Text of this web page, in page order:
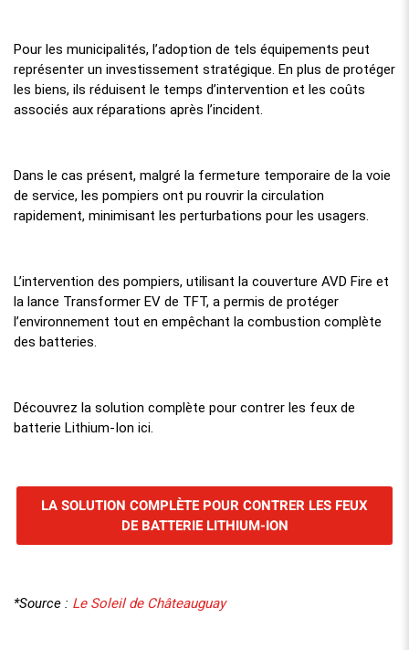
Pour les municipalités, l’adoption de tels équipements peut
représenter un investissement stratégique. En plus de protéger
les biens, ils réduisent le temps d’intervention et les coûts
associés aux réparations après l’incident.
Dans le cas présent, malgré la fermeture temporaire de la voie
de service, les pompiers ont pu rouvrir la circulation
rapidement, minimisant les perturbations pour les usagers.
L’intervention des pompiers, utilisant la couverture AVD Fire et
la lance Transformer EV de TFT, a permis de protéger
l’environnement tout en empêchant la combustion complète
des batteries.
Découvrez la solution complète pour contrer les feux de
batterie Lithium-Ion ici.
LA SOLUTION COMPLÈTE POUR CONTRER LES FEUX
DE BATTERIE LITHIUM-ION
*Source : Le Soleil de Châteauguay